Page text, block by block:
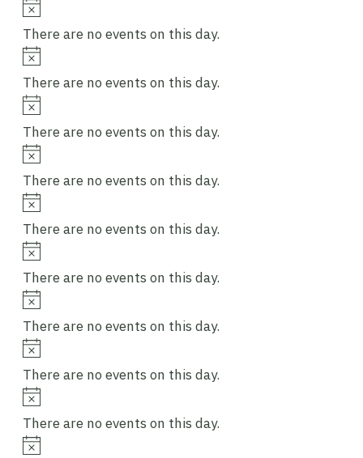
Notice
There are no events on this day.
Notice
There are no events on this day.
Notice
There are no events on this day.
Notice
There are no events on this day.
Notice
There are no events on this day.
Notice
There are no events on this day.
Notice
There are no events on this day.
Notice
There are no events on this day.
Notice
There are no events on this day.
Notice